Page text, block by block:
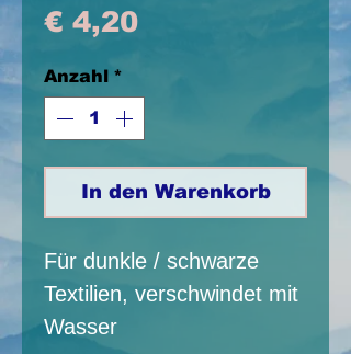
€ 4,20Preis
Anzahl *
In den Warenkorb
Für dunkle / schwarze
Textilien, verschwindet mit
Wasser